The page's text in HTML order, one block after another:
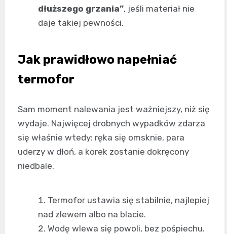
dłuższego grzania”, jeśli materiał nie
daje takiej pewności.
Jak prawidłowo napełniać
termofor
Sam moment nalewania jest ważniejszy, niż się
wydaje. Najwięcej drobnych wypadków zdarza
się właśnie wtedy: ręka się omsknie, para
uderzy w dłoń, a korek zostanie dokręcony
niedbale.
Termofor ustawia się stabilnie, najlepiej
nad zlewem albo na blacie.
Wodę wlewa się powoli, bez pośpiechu.